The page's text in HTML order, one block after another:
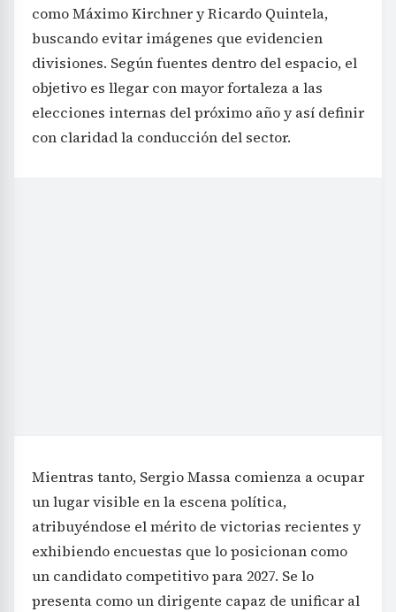
como Máximo Kirchner y Ricardo Quintela,
buscando evitar imágenes que evidencien
divisiones. Según fuentes dentro del espacio, el
objetivo es llegar con mayor fortaleza a las
elecciones internas del próximo año y así definir
con claridad la conducción del sector.
Mientras tanto, Sergio Massa comienza a ocupar
un lugar visible en la escena política,
atribuyéndose el mérito de victorias recientes y
exhibiendo encuestas que lo posicionan como
un candidato competitivo para 2027. Se lo
presenta como un dirigente capaz de unificar al